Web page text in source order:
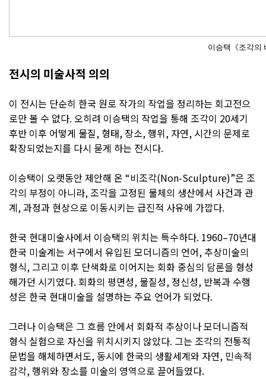
이승택《조각의
전시의 미술사적 의의
이 전시는 단순히 한국 원로 작가의 작업을 정리하는 회고전으
로만 볼 수 없다. 오히려 이승택의 작업을 통해 조각이 20세기
후반 이후 어떻게 물질, 형태, 장소, 행위, 자연, 시간의 문제로
확장되었는지를 다시 묻게 하는 전시다.
이승택이 오랫동안 제안해 온 “비조각(Non-Sculpture)”은 조
각의 부정이 아니라, 조각을 고정된 물체의 생산에서 사건과 관
계, 과정과 현상으로 이동시키는 급진적 사유에 가깝다.
한국 현대미술사에서 이승택의 위치는 특수하다. 1960–70년대
한국 미술계는 서구에서 유입된 모더니즘의 언어, 추상미술의
형식, 그리고 이후 단색화로 이어지는 회화 중심의 담론을 형성
해가던 시기였다. 회화의 평면성, 물질성, 정신성, 반복과 수행
성은 한국 현대미술을 설명하는 주요 언어가 되었다.
그러나 이승택은 그 흐름 안에서 회화적 추상이나 모더니즘적
형식 실험으로 자신을 위치시키지 않았다. 그는 조각의 전통적
문법을 해체하면서도, 동시에 한국의 생활세계와 자연, 민속적
감각, 행위와 장소를 미술의 영역으로 끌어들였다.